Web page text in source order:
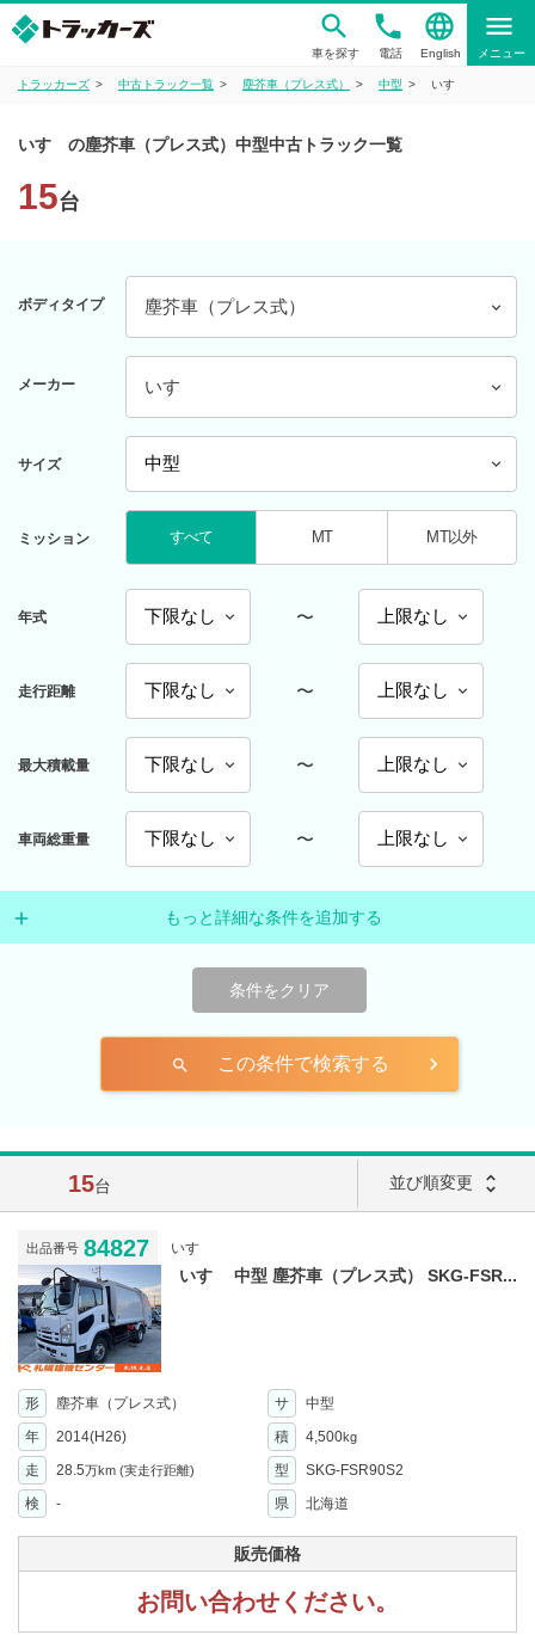
車を探す
phone
電話
language
English
menu
メニュー
トラッカーズ 中古トラック一覧 塵芥車（プレス式） 中型 いすゞ
いすゞの塵芥車（プレス式）中型中古トラック一覧
15台
ボディタイプ 塵芥車（プレス式）
メーカー いすゞ
サイズ
ミッション すべて MT MT以外
年式 〜
走行距離 〜
最大積載量 〜
車両総重量 〜
もっと詳細な条件を追加する
条件をクリア
search この条件で検索する
15台 並び順変更 unfold_more
出品番号 84827 いすゞ
いすゞ 中型 塵芥車（プレス式） SKG-FSR...
形 塵芥車（プレス式） サ
中型
年
2014(H26) 積 4,500kg
走 28.5万km (実走行距離) 型
SKG-FSR90S2
検
- 県 北海道
販売価格
お問い合わせください。